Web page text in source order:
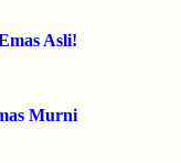
Asli!
Murni